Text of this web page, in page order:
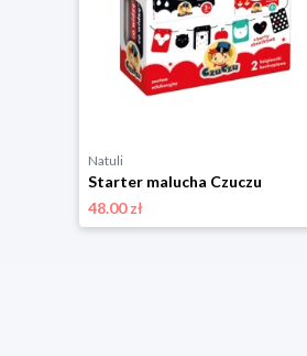
Natuli
Starter malucha Czuczu
48.00 zł